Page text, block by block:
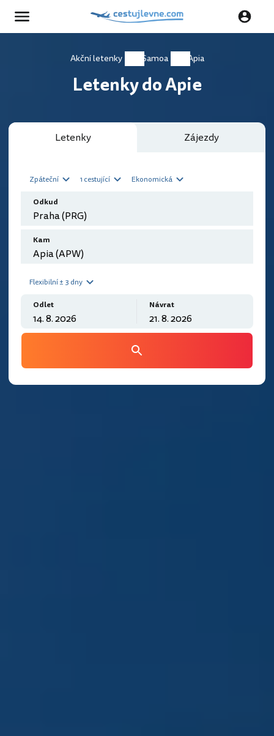
Akční letenky Samoa Apia
Letenky do Apie
Letenky Zájezdy
Zpáteční 1 cestující Ekonomická
Odkud
Kam
Flexibilní ± 3 dny
Odlet Návrat